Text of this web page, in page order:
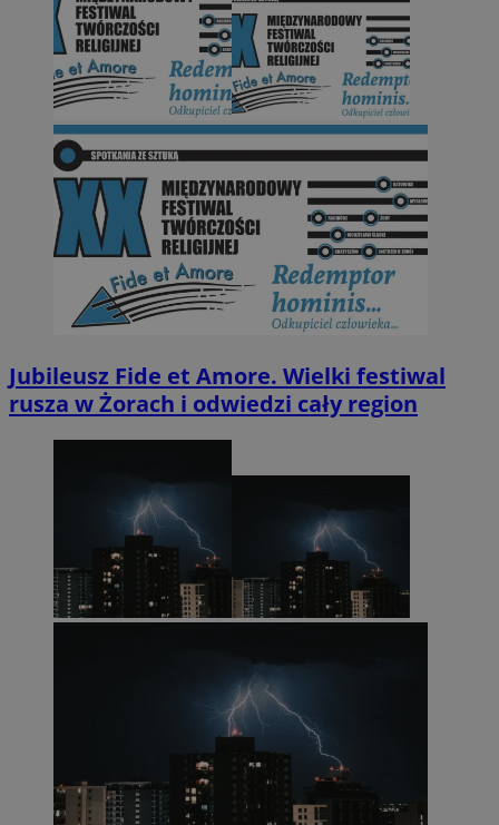
Jubileusz Fide et Amore. Wielki festiwal
rusza w Żorach i odwiedzi cały region